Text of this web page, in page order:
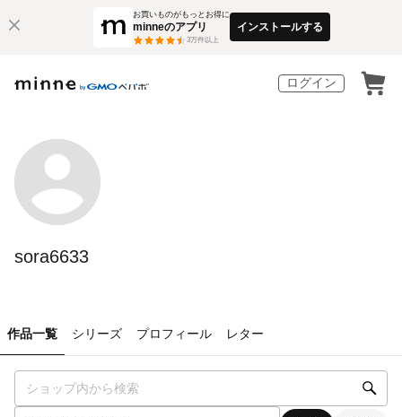
お買いものがもっとお得に
minneのアプリ
3万件以上
インストールする
ログイン
sora6633
作品一覧 シリーズ プロフィール レター